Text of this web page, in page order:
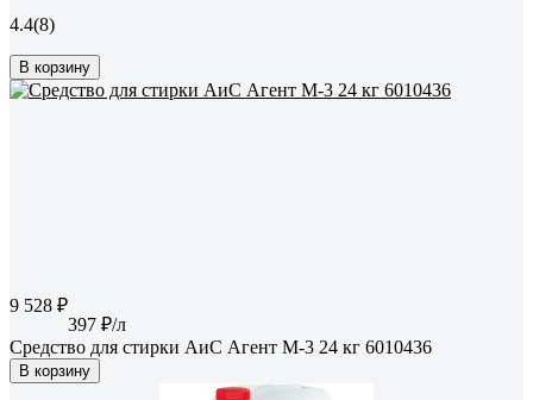
4.4(8)
В корзину
9 528 ₽
397 ₽/л
Средство для стирки АиС Агент M-3 24 кг 6010436
В корзину